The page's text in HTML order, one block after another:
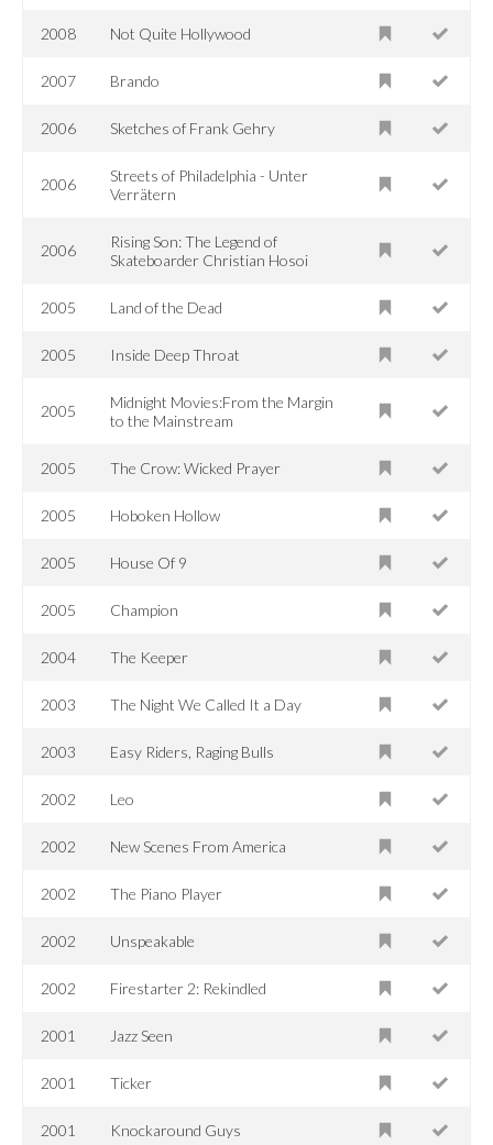
2008 Not Quite Hollywood
2007 Brando
2006 Sketches of Frank Gehry
2006
Streets of Philadelphia - Unter
Verrätern
2006
Rising Son: The Legend of
Skateboarder Christian Hosoi
2005 Land of the Dead
2005 Inside Deep Throat
2005
Midnight Movies:From the Margin
to the Mainstream
2005 The Crow: Wicked Prayer
2005 Hoboken Hollow
2005 House Of 9
2005 Champion
2004 The Keeper
2003 The Night We Called It a Day
2003 Easy Riders, Raging Bulls
2002 Leo
2002 New Scenes From America
2002 The Piano Player
2002 Unspeakable
2002 Firestarter 2: Rekindled
2001 Jazz Seen
2001 Ticker
2001 Knockaround Guys